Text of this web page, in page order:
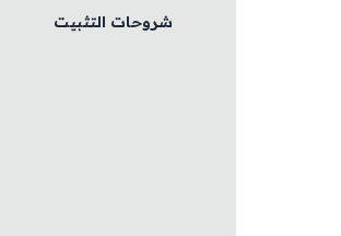
شروحات التثبيت